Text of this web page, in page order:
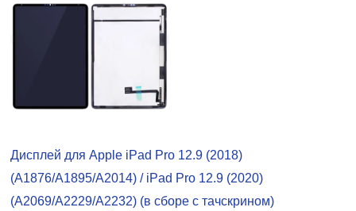
Дисплей для Apple iPad Pro 12.9 (2018)
(A1876/A1895/A2014) / iPad Pro 12.9 (2020)
(A2069/A2229/A2232) (в сборе с тачскрином)